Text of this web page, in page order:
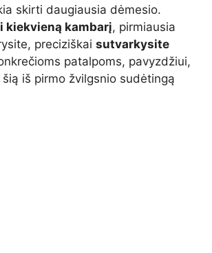
skirti daugiausia dėmesio.
kiekvieną kambarį, pirmiausia
preciziškai sutvarkysite
patalpoms, pavyzdžiui,
iš pirmo žvilgsnio sudėtingą